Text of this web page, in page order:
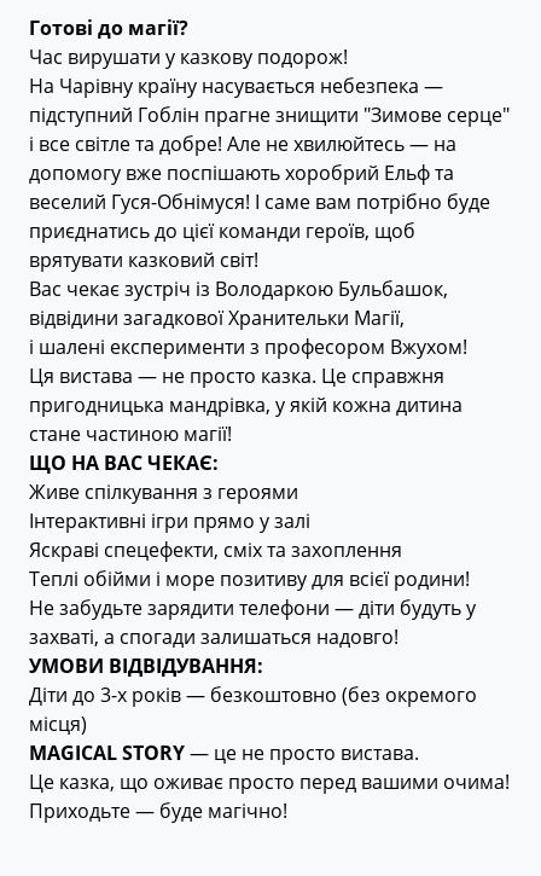
Готові до магії?
Час вирушати у казкову подорож!
На Чарівну країну насувається небезпека —
підступний Гоблін прагне знищити "Зимове серце"
і все світле та добре! Але не хвилюйтесь — на
допомогу вже поспішають хоробрий Ельф та
веселий Гуся-Обнімуся! І саме вам потрібно буде
приєднатись до цієї команди героїв, щоб
врятувати казковий світ!
Вас чекає зустріч із Володаркою Бульбашок,
відвідини загадкової Хранительки Магії,
і шалені експерименти з професором Вжухом!
Ця вистава — не просто казка. Це справжня
пригодницька мандрівка, у якій кожна дитина
стане частиною магії!
ЩО НА ВАС ЧЕКАЄ:
Живе спілкування з героями
Інтерактивні ігри прямо у залі
Яскраві спецефекти, сміх та захоплення
Теплі обійми і море позитиву для всієї родини!
Не забудьте зарядити телефони — діти будуть у
захваті, а спогади залишаться надовго!
УМОВИ ВІДВІДУВАННЯ:
Діти до 3-х років — безкоштовно (без окремого
місця)
MAGICAL STORY— це не просто вистава.
Це казка, що оживає просто перед вашими очима!
Приходьте — буде магічно!